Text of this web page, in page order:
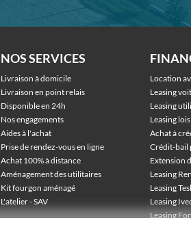
NOS SERVICES
Livraison à domicile
Livraison en point relais
Disponible en 24h
Nos engagements
Aides à l'achat
Prise de rendez-vous en ligne
Achat 100% à distance
Aménagement des utilitaires
Kit fourgon aménagé
L'atelier - SAV
Location
Leasing
Leasing
Leasing
Achat à
Crédit-bail
Extension
Leasing
Leasing
Leasing
Leasing